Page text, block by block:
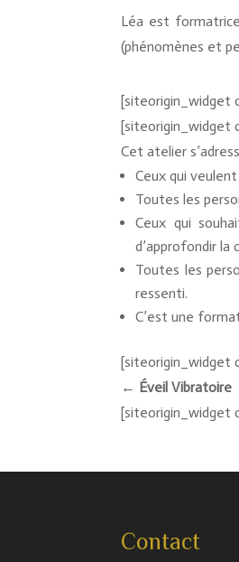
Léa est
(phénomènes et
[siteorigin_widget
[siteorigin_widget
Cet atelier
Ceux qui
Toutes les
Ceux qui
d’approfondir la
Toutes les
ressenti.
C’est une
[siteorigin_widget
← Éveil Vibratoire
[siteorigin_widget
Contact